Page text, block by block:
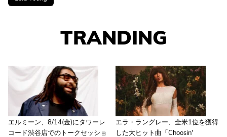
TRANDING
エルミーン、8/14(金)にタワーレ
コード渋谷店でのトークセッショ
エラ・ラングレー、全米1位を獲得
した大ヒット曲「Choosin'